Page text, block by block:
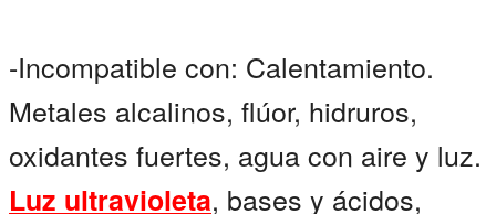
-Incompatible con: Calentamiento.
Metales alcalinos, flúor, hidruros,
oxidantes fuertes, agua con aire y luz.
Luz ultravioleta, bases y ácidos,